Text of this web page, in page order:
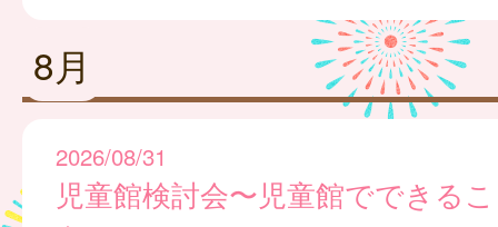
8月
2026/08/31
児童館検討会〜児童館でできる